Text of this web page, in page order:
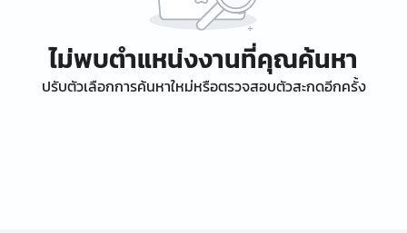
ไม่พบตำแหน่งงานที่คุณค้นหา
ปรับตัวเลือกการค้นหาใหม่หรือตรวจสอบตัวสะกดอีกครั้ง